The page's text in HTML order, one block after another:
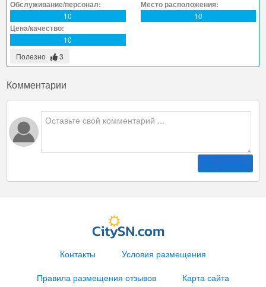
Обслуживание/персонал:
10
Место расположения:
10
Цена/качество:
10
Полезно
3
Комментарии
Отправить
Контакты
Условия размещения
Правила размещения отзывов
Карта сайта